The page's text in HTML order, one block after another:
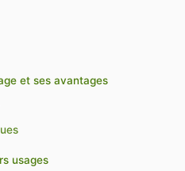
et ses avantages
usages